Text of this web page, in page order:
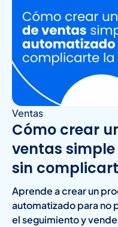
Ventas
Cómo crear
ventas
sin
Aprende a crear un
automatizado para no
el seguimiento y